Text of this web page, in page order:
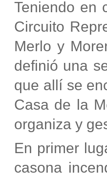
Teniendo en
Circuito
Merlo y
definió una
que allí se
Casa de la
organiza y
En primer
casona